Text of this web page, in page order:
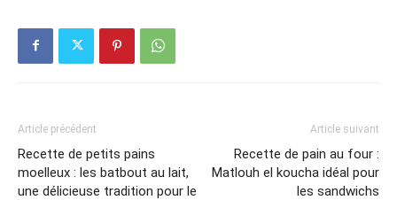
Article précédent
Recette de petits pains
moelleux : les batbout au lait,
une délicieuse tradition pour le
Article suivant
Recette de pain au four :
Matlouh el koucha idéal pour
les sandwichs